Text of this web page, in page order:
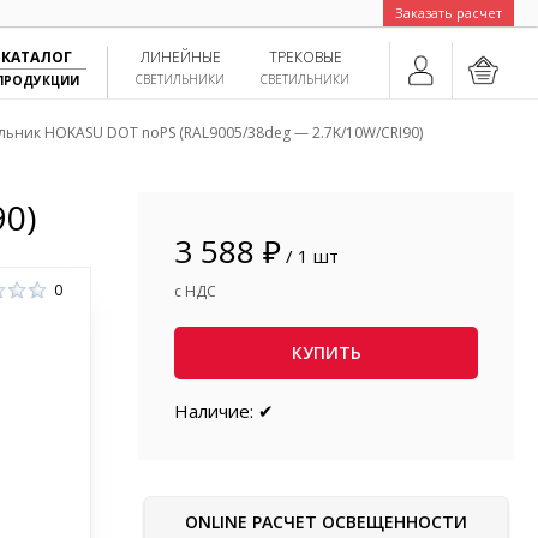
Заказать расчет
ТРЕКОВЫЕ
СВЕТИЛЬНИКИ
ЛИНЕЙНЫЕ
СВЕТИЛЬНИКИ
КАТАЛОГ
HOKASU DOT noPS (RAL9005/38deg — 2.7K/10W/CRI90)
0
3 588 ₽ / 1 шт
с НДС
КУПИТЬ
Наличие: ✔
ONLINE РАСЧЕТ ОСВЕЩЕННОСТИ